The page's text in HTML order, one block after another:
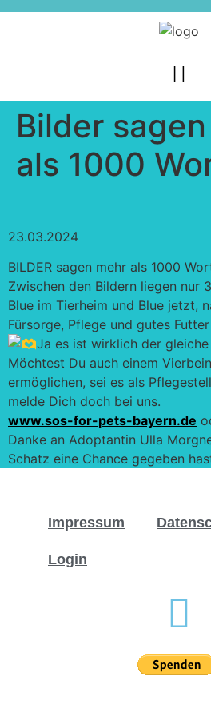
Bilder
als 1000
23.03.2024
BILDER sagen mehr als 1000
Zwischen den Bildern liegen nur
Blue im Tierheim und Blue jetzt,
Fürsorge, Pflege und gutes
Ja es ist wirklich der gleiche
Möchtest Du auch einem
ermöglichen, sei es als
melde Dich doch bei uns.
www.sos-for-pets-bayern.de
Danke an Adoptantin Ulla
Schatz eine Chance gegeben
Impressum
Login